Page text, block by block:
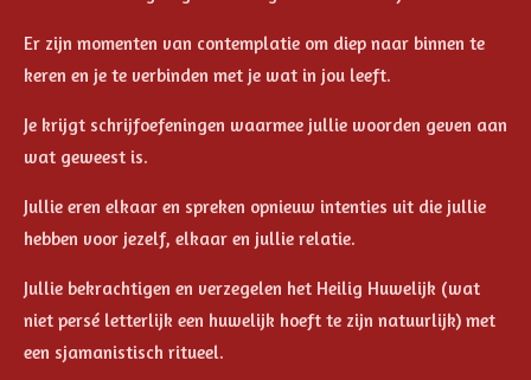
Er zijn momenten van contemplatie om diep naar binnen te
keren en je te verbinden met je wat in jou leeft.
Je krijgt schrijfoefeningen waarmee jullie woorden geven aan
wat geweest is.
Jullie eren elkaar en spreken opnieuw intenties uit die jullie
hebben voor jezelf, elkaar en jullie relatie.
Jullie bekrachtigen en verzegelen het Heilig Huwelijk (wat
niet persé letterlijk een huwelijk hoeft te zijn natuurlijk) met
een sjamanistisch ritueel.